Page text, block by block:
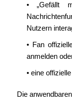
• „Gefällt
Nutzern
• Fan
anmelden
• eine
Die